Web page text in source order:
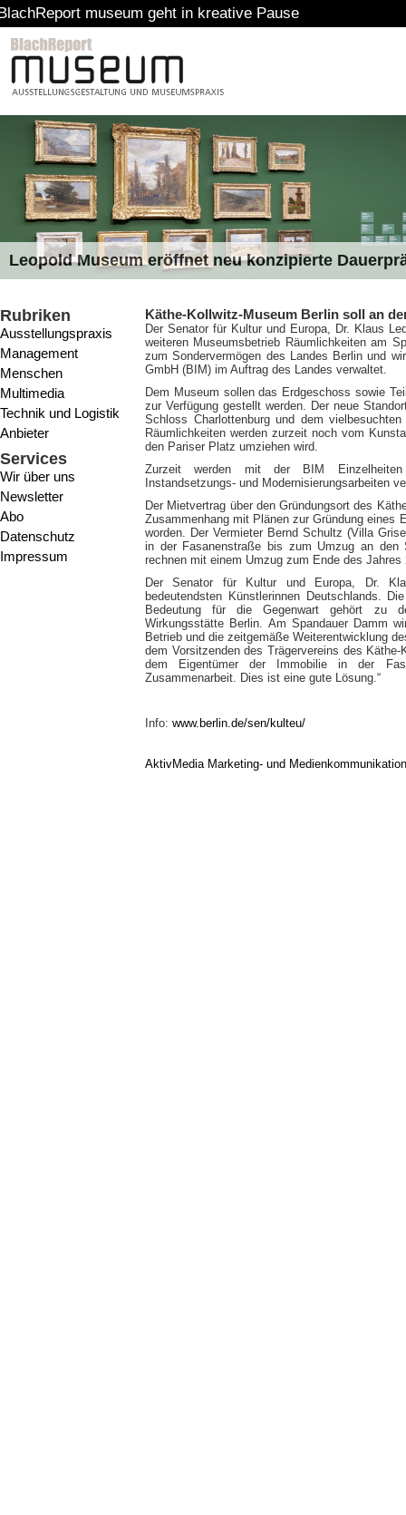
museum geht in kreative Pause
Leopold Museum eröffnet neu konzipierte
Rubriken
Ausstellungspraxis
Management
Menschen
Multimedia
Technik und Logistik
Anbieter
Services
Wir über uns
Newsletter
Abo
Datenschutz
Impressum
Käthe-Kollwitz-Museum Berlin soll an
Der Senator für Kultur und Europa, Dr. Klaus
weiteren Museumsbetrieb Räumlichkeiten am
zum Sondervermögen des Landes Berlin und
GmbH (BIM) im Auftrag des Landes verwaltet.
Dem Museum sollen das Erdgeschoss sowie
zur Verfügung gestellt werden. Der neue
Schloss Charlottenburg und dem
Räumlichkeiten werden zurzeit noch vom
den Pariser Platz umziehen wird.
Zurzeit werden mit der BIM
Instandsetzungs- und Modernisierungsarbeiten
Der Mietvertrag über den Gründungsort des
Zusammenhang mit Plänen zur Gründung eines
worden. Der Vermieter Bernd Schultz (Villa
in der Fasanenstraße bis zum Umzug an den
rechnen mit einem Umzug zum Ende des Jahres
Der Senator für Kultur und Europa, Dr.
bedeutendsten Künstlerinnen Deutschlands.
Bedeutung für die Gegenwart gehört zu
Wirkungsstätte Berlin. Am Spandauer Damm
Betrieb und die zeitgemäße Weiterentwicklung
dem Vorsitzenden des Trägervereins des
dem Eigentümer der Immobilie in der
Zusammenarbeit. Dies ist eine gute Lösung.“
Info: www.berlin.de/sen/kulteu/
AktivMedia Marketing- und